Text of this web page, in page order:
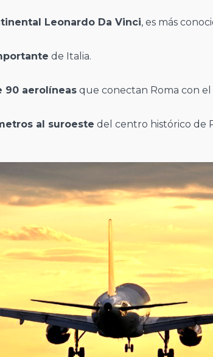
Leonardo Da Vinci, es más
de Italia.
90 aerolíneas que conectan Roma con
al suroeste del centro histórico de